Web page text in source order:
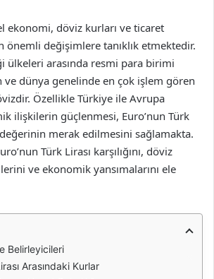
ekonomi, döviz kurları ve ticaret
önemli değişimlere tanıklık etmektedir.
ülkeleri arasında resmi para birimi
dünya genelinde en çok işlem gören
Özellikle Türkiye ile Avrupa
ilişkilerin güçlenmesi, Euro’nun Türk
değerinin merak edilmesini sağlamakta.
Türk Lirası karşılığını, döviz
ve ekonomik yansımalarını ele
Belirleyicileri
Arasındaki Kurlar